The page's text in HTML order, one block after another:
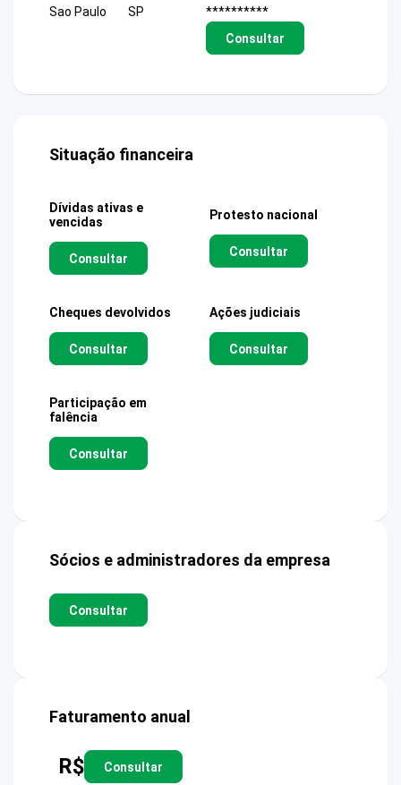
Sao Paulo
SP
**********
Consultar
Situação financeira
Dívidas ativas e
vencidas
Consultar
Protesto nacional
Consultar
Cheques devolvidos
Consultar
Ações judiciais
Consultar
Participação em
falência
Consultar
Sócios e administradores da empresa
Consultar
Faturamento anual
R$ Consultar